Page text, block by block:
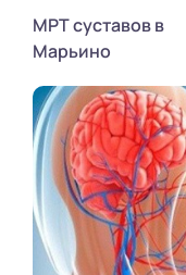
МРТ суставов в
Марьино